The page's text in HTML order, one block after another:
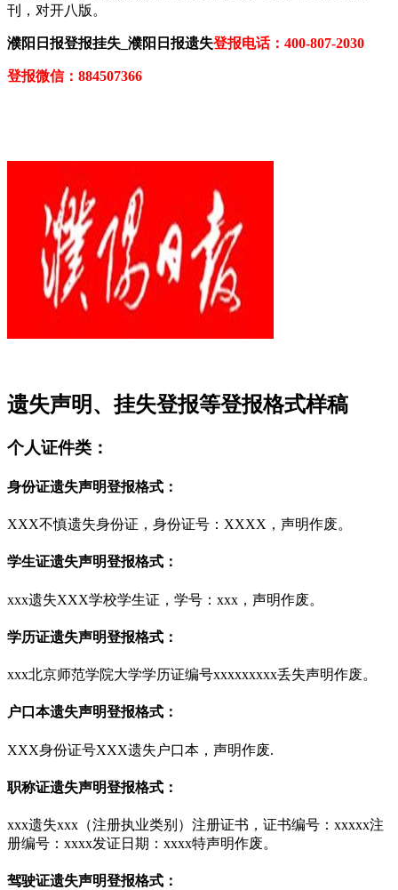
刊，对开八版。
濮阳日报登报挂失_濮阳日报遗失登报电话：400-807-2030
登报微信：884507366
遗失声明、挂失登报等登报格式样稿
个人证件类：
身份证遗失声明登报格式：
XXX不慎遗失身份证，身份证号：XXXX，声明作废。
学生证遗失声明登报格式：
xxx遗失XXX学校学生证，学号：xxx，声明作废。
学历证遗失声明登报格式：
xxx北京师范学院大学学历证编号xxxxxxxxx丢失声明作废。
户口本遗失声明登报格式：
XXX身份证号XXX遗失户口本，声明作废.
职称证遗失声明登报格式：
xxx遗失xxx（注册执业类别）注册证书，证书编号：xxxxx注
册编号：xxxx发证日期：xxxx特声明作废。
驾驶证遗失声明登报格式：